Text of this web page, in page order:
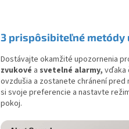
3 prispôsibiteľné metódy
Dostávajte okamžité upozornenia
zvukové a svetelné alarmy, vďaka
ovzdušia a zostanete chránení
si svoje preferencie a nastavte
pokoj.